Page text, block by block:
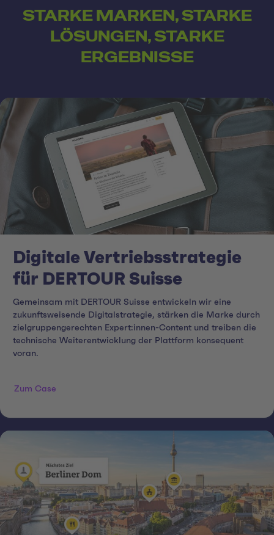
STARKE MARKEN, STARKE
LÖSUNGEN, STARKE
ERGEBNISSE
Digitale Vertriebsstrategie
für DERTOUR Suisse
Gemeinsam mit DERTOUR Suisse entwickeln wir eine
zukunftsweisende Digitalstrategie, stärken die Marke durch
zielgruppengerechten Expert:innen-Content und treiben die
technische Weiterentwicklung der Plattform konsequent
voran.
Zum Case